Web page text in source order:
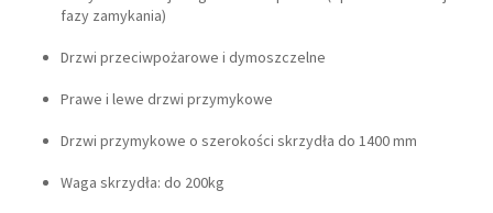
fazy zamykania)
Drzwi przeciwpożarowe i dymoszczelne
Prawe i lewe drzwi przymykowe
Drzwi przymykowe o szerokości skrzydła do 1400 mm
Waga skrzydła: do 200kg